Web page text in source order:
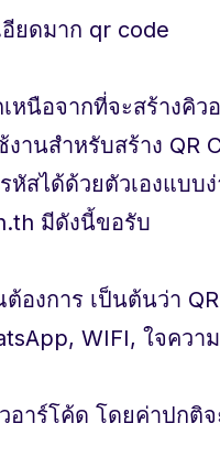
ยดมาก qr code
นือจากที่จะสร้างคิว
านสำหรับสร้าง QR
หัสได้ด้วยตัวเองแบบ
มีดังนี้ขอรับ
องการ เป็นต้นว่า
WIFI, ใจควา
อาร์โค้ด โดยค่าปกติ